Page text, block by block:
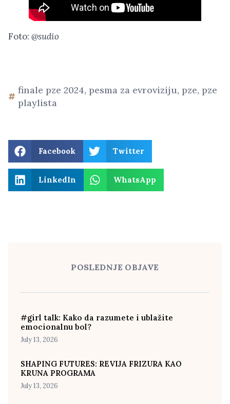
Foto: @sudio
finale pze 2024, pesma za evroviziju, pze, pze
playlista
Facebook Twitter
LinkedIn WhatsApp
POSLEDNJE OBJAVE
#girl talk: Kako da razumete i ublažite
emocionalnu bol?
July 13, 2026
SHAPING FUTURES: REVIJA FRIZURA KAO
KRUNA PROGRAMA
July 13, 2026